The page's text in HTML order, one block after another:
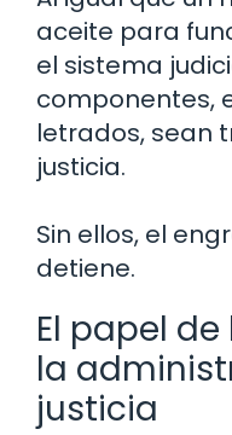
aceite para
el sistema
componentes,
letrados, sean
justicia.
Sin ellos, el
detiene.
El papel
la
justicia